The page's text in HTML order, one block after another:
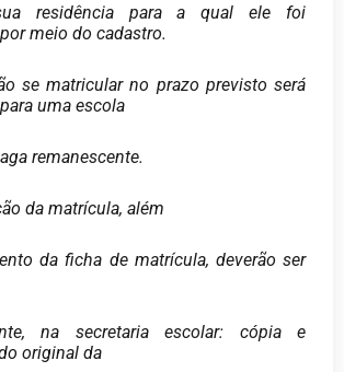
residência para a qual ele foi
meio do cadastro.
se matricular no prazo previsto será
uma escola
remanescente.
da matrícula, além
da ficha de matrícula, deverão ser
na secretaria escolar: cópia e
original da